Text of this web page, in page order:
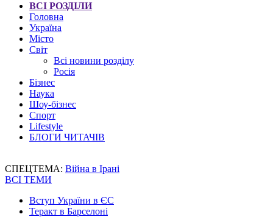
ВСІ РОЗДІЛИ
Головна
Україна
Місто
Світ
Всі новини розділу
Росія
Бізнес
Наука
Шоу-бізнес
Спорт
Lifestyle
БЛОГИ ЧИТАЧІВ
СПЕЦТЕМА: Війна в Ірані
ВСІ ТЕМИ
Вступ України в ЄС
Теракт в Барселоні